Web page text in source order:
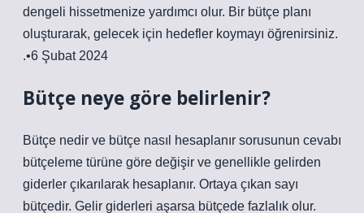
dengeli hissetmenize yardımcı olur. Bir bütçe planı
oluşturarak, gelecek için hedefler koymayı öğrenirsiniz.
.•6 Şubat 2024
Bütçe neye göre belirlenir?
Bütçe nedir ve bütçe nasıl hesaplanır sorusunun cevabı
bütçeleme türüne göre değişir ve genellikle gelirden
giderler çıkarılarak hesaplanır. Ortaya çıkan sayı
bütçedir. Gelir giderleri aşarsa bütçede fazlalık olur.